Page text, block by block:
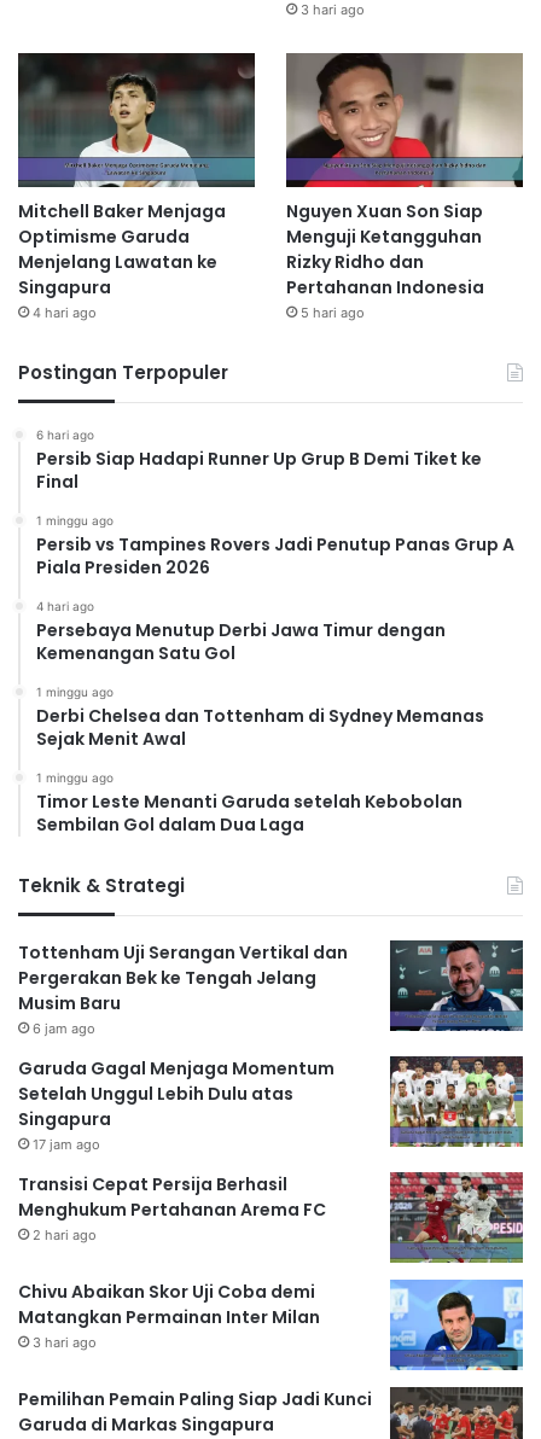
3 hari ago
Mitchell Baker Menjaga
Optimisme Garuda
Menjelang Lawatan ke
Singapura
4 hari ago
Nguyen Xuan Son Siap
Menguji Ketangguhan
Rizky Ridho dan
Pertahanan Indonesia
5 hari ago
Postingan Terpopuler
6 hari ago
Persib Siap Hadapi Runner Up Grup B Demi Tiket ke
Final
1 minggu ago
Persib vs Tampines Rovers Jadi Penutup Panas Grup A
Piala Presiden 2026
4 hari ago
Persebaya Menutup Derbi Jawa Timur dengan
Kemenangan Satu Gol
1 minggu ago
Derbi Chelsea dan Tottenham di Sydney Memanas
Sejak Menit Awal
1 minggu ago
Timor Leste Menanti Garuda setelah Kebobolan
Sembilan Gol dalam Dua Laga
Teknik & Strategi
Tottenham Uji Serangan Vertikal dan
Pergerakan Bek ke Tengah Jelang
Musim Baru
6 jam ago
Garuda Gagal Menjaga Momentum
Setelah Unggul Lebih Dulu atas
Singapura
17 jam ago
Transisi Cepat Persija Berhasil
Menghukum Pertahanan Arema FC
2 hari ago
Chivu Abaikan Skor Uji Coba demi
Matangkan Permainan Inter Milan
3 hari ago
Pemilihan Pemain Paling Siap Jadi Kunci
Garuda di Markas Singapura